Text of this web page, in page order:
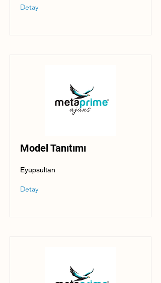
Detay
Model Tanıtımı
Eyüpsultan
Detay